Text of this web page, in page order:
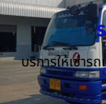
บริการให้เช่าร